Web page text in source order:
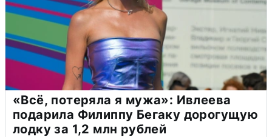
«Всё, потеряла я мужа»: Ивлеева
подарила Филиппу Бегаку дорогущую
лодку за 1,2 млн рублей